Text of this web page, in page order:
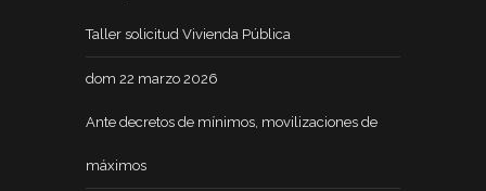
Taller solicitud Vivienda Pública
dom 22 marzo 2026
Ante decretos de mínimos, movilizaciones de
máximos